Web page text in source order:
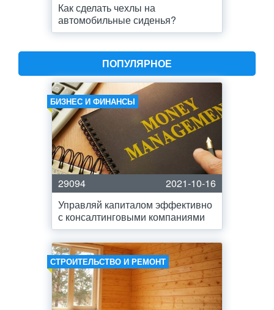
Как сделать чехлы на
автомобильные сиденья?
ПОПУЛЯРНОЕ
БИЗНЕС И ФИНАНСЫ
29094
2021-10-16
Управляй капиталом эффективно
с консалтинговыми компаниями
СТРОИТЕЛЬСТВО И РЕМОНТ